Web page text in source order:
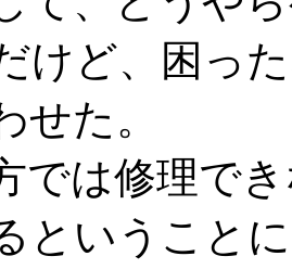
けど、困っ
せた。
では修理で
ということ